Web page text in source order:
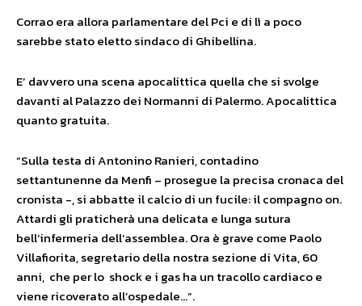
Corrao era allora parlamentare del Pci e di lì a poco
sarebbe stato eletto sindaco di Ghibellina.
E’ davvero una scena apocalittica quella che si svolge
davanti al Palazzo dei Normanni di Palermo. Apocalittica
quanto gratuita.
“Sulla testa di Antonino Ranieri, contadino
settantunenne da Menfi – prosegue la precisa cronaca del
cronista -, si abbatte il calcio di un fucile: il compagno on.
Attardi gli praticherà una delicata e lunga sutura
bell’infermeria dell’assemblea. Ora è grave come Paolo
Villafiorita, segretario della nostra sezione di Vita, 60
anni, che per lo shock e i gas ha un tracollo cardiaco e
viene ricoverato all’ospedale…”.